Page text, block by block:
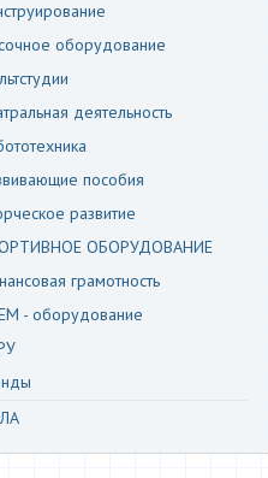
оборудование
деятельность
пособия
развитие
ОБОРУДОВАНИЕ
грамотность
- оборудование